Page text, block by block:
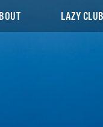
LAZY CLUB